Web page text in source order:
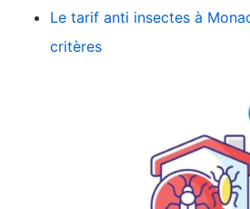
Le tarif anti insectes à
critères